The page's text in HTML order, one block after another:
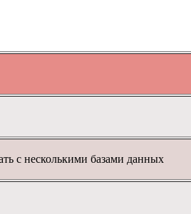
с несколькими базами данных